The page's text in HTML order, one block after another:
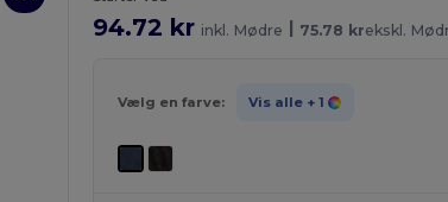
94.72 kr inkl. Mødre | 75.78 krekskl.
Vælg en farve: Vis alle + 1